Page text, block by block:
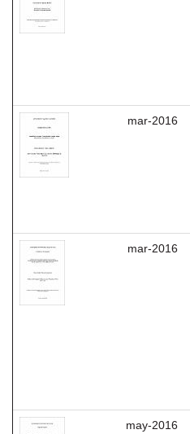
mar-2016
mar-2016
may-2016